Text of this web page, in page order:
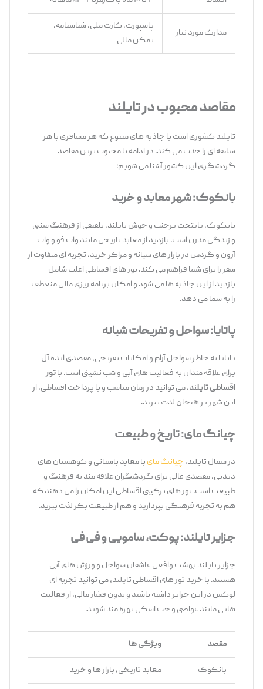
مدارک مورد نیاز
پاسپورت، کارت ملی، شناسنامه،
تمکن مالی
مقاصد محبوب در تایلند
تایلند کشوری است با جاذبه ‌های متنوع که هر مسافری با هر
سلیقه ‌ای را جذب می ‌کند. در ادامه با محبوب ‌ترین مقاصد
گردشگری این کشور آشنا می‌ شویم:
بانکوک: شهر معابد و خرید
بانکوک، پایتخت پرجنب‌ و جوش تایلند، تلفیقی از فرهنگ سنتی
و زندگی مدرن است. بازدید از معابد تاریخی مانند وات فو و وات
آرون و گردش در بازار های شبانه و مراکز خرید، تجربه ‌ای متفاوت از
سفر را برای شما فراهم می ‌کند. تور های اقساطی اغلب شامل
بازدید از این جاذبه‌ ها می‌ شود و امکان برنامه‌ ریزی مالی منعطف
را به شما می ‌دهد.
پاتایا: سواحل و تفریحات شبانه
پاتایا به خاطر سواحل آرام و امکانات تفریحی، مقصدی ایده ‌آل
برای علاقه ‌مندان به فعالیت‌ های آبی و شب ‌نشینی است. باتور
اقساطی تایلند، می ‌توانید در زمان مناسب و با پرداخت اقساطی، از
این شهر پر هیجان لذت ببرید.
چیانگ مای: تاریخ و طبیعت
در شمال تایلند،چیانگ مایبا معابد باستانی و کوهستان ‌های
دیدنی، مقصدی عالی برای گردشگران علاقه ‌مند به فرهنگ و
طبیعت است. تور های ترکیبی اقساطی این امکان را می ‌دهند که
هم به تجربه فرهنگی بپردازید و هم از طبیعت بکر لذت ببرید.
جزایر تایلند: پوکت، سامویی و فی فی
جزایر تایلند بهشت واقعی عاشقان سواحل و ورزش ‌های آبی
هستند. با خرید تور های اقساطی تایلند، می ‌توانید تجربه ‌ای
لوکس در این جزایر داشته باشید و بدون فشار مالی، از فعالیت‌
هایی مانند غواصی و جت ‌اسکی بهره‌ مند شوید.
ویژگی ‌ها
بانکوک معابد تاریخی، بازار ها و خرید